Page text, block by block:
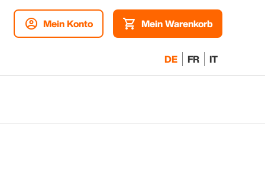
Mein Konto Mein Warenkorb
DE FR IT